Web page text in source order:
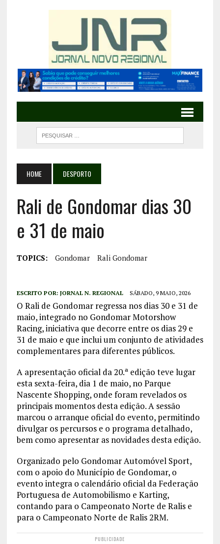
HOME DESPORTO
Rali de Gondomar dias 30
e 31 de maio
TOPICS: Gondomar Rali Gondomar
ESCRITO POR: JORNAL N. REGIONAL SÁBADO, 9 MAIO, 2026
O Rali de Gondomar regressa nos dias 30 e 31 de
maio, integrado no Gondomar Motorshow
Racing, iniciativa que decorre entre os dias 29 e
31 de maio e que inclui um conjunto de atividades
complementares para diferentes públicos.
A apresentação oficial da 20.ª edição teve lugar
esta sexta-feira, dia 1 de maio, no Parque
Nascente Shopping, onde foram revelados os
principais momentos desta edição. A sessão
marcou o arranque oficial do evento, permitindo
divulgar os percursos e o programa detalhado,
bem como apresentar as novidades desta edição.
Organizado pelo Gondomar Automóvel Sport,
com o apoio do Município de Gondomar, o
evento integra o calendário oficial da Federação
Portuguesa de Automobilismo e Karting,
contando para o Campeonato Norte de Ralis e
para o Campeonato Norte de Ralis 2RM.
PUBLICIDADE